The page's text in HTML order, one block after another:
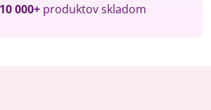
10 000+produktov skladom